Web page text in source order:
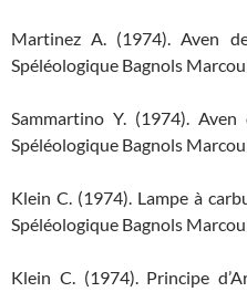
Martinez A. (1974). Aven
Spéléologique Bagnols
Sammartino Y. (1974).
Spéléologique Bagnols
Klein C. (1974). Lampe à
Spéléologique Bagnols
Klein C. (1974). Principe